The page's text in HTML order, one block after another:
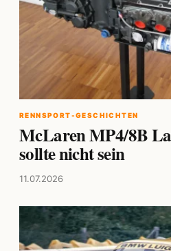
RENNSPORT-GESCHICHTEN
McLaren MP4/8B
sollte nicht sein
11.07.2026